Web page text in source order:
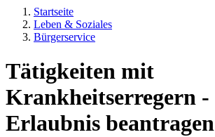
Startseite
Leben & Soziales
Bürgerservice
Tätigkeiten mit
Krankheitserregern -
Erlaubnis beantragen